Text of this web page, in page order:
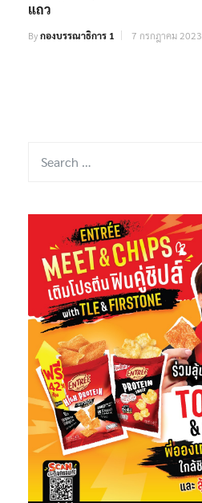
แถว
Byกองบรรณาธิการ 1 7 กรกฎาคม 2023